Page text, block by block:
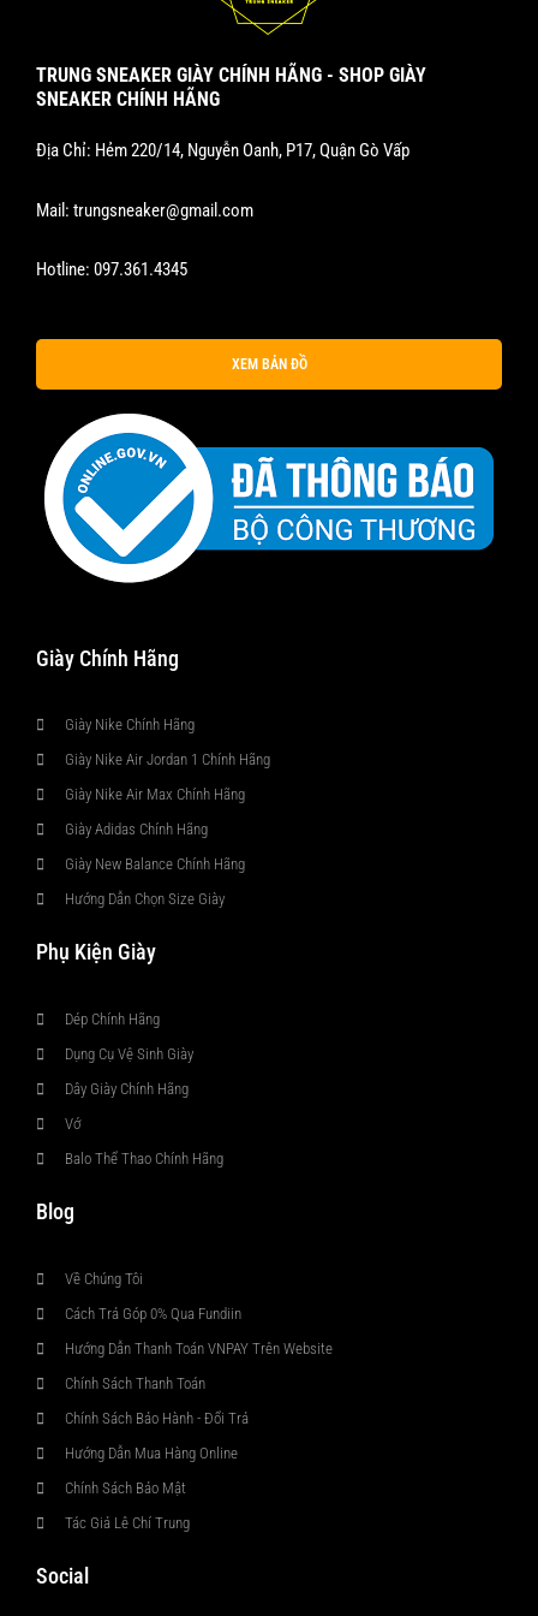
TRUNG SNEAKER GIÀY CHÍNH HÃNG - SHOP GIÀY
SNEAKER CHÍNH HÃNG
Địa Chỉ: Hẻm 220/14, Nguyễn Oanh, P17, Quận Gò Vấp
Mail: trungsneaker@gmail.com
Hotline: 097.361.4345
XEM BẢN ĐỒ
Giày Chính Hãng
Giày Nike Chính Hãng
Giày Nike Air Jordan 1 Chính Hãng
Giày Nike Air Max Chính Hãng
Giày Adidas Chính Hãng
Giày New Balance Chính Hãng
Hướng Dẫn Chọn Size Giày
Phụ Kiện Giày
Dép Chính Hãng
Dụng Cụ Vệ Sinh Giày
Dây Giày Chính Hãng
Vớ
Balo Thể Thao Chính Hãng
Blog
Về Chúng Tôi
Cách Trả Góp 0% Qua Fundiin
Hướng Dẫn Thanh Toán VNPAY Trên Website
Chính Sách Thanh Toán
Chính Sách Bảo Hành - Đổi Trả
Hướng Dẫn Mua Hàng Online
Chính Sách Bảo Mật
Tác Giả Lê Chí Trung
Social